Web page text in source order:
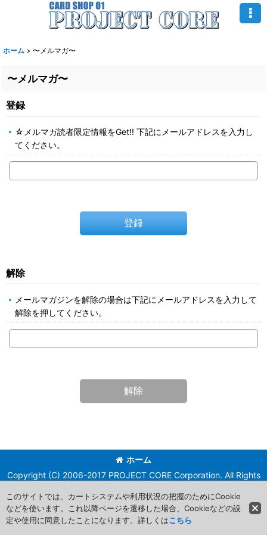
ホーム > 〜メルマガ〜
〜メルマガ〜
登録
☆メルマガ読者限定情報をGet!! 下記にメールアドレスを入力し
てください。
登録
解除
メールマガジンを解除の場合は下記にメールアドレスを入力して
解除を押してください。
解除
ホーム
Copyright (C) 2006-2017 PROJECT CORE Corporation. All Rights
このサイトでは、カートシステムや利用状況の把握のためにCookie
などを使います。これ以降ページを遷移した場合、Cookieなどの設
定や使用に同意したことになります。詳しくはこちら